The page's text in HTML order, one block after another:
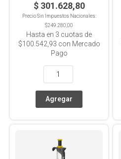
$ 301.628,80
Precio Sin Impuestos Nacionales:
$249.280,00
Hasta en 3 cuotas de
$100.542,93 con Mercado
Pago